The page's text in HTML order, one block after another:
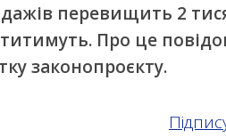
перевищить 2
Про це
законопроєкту.